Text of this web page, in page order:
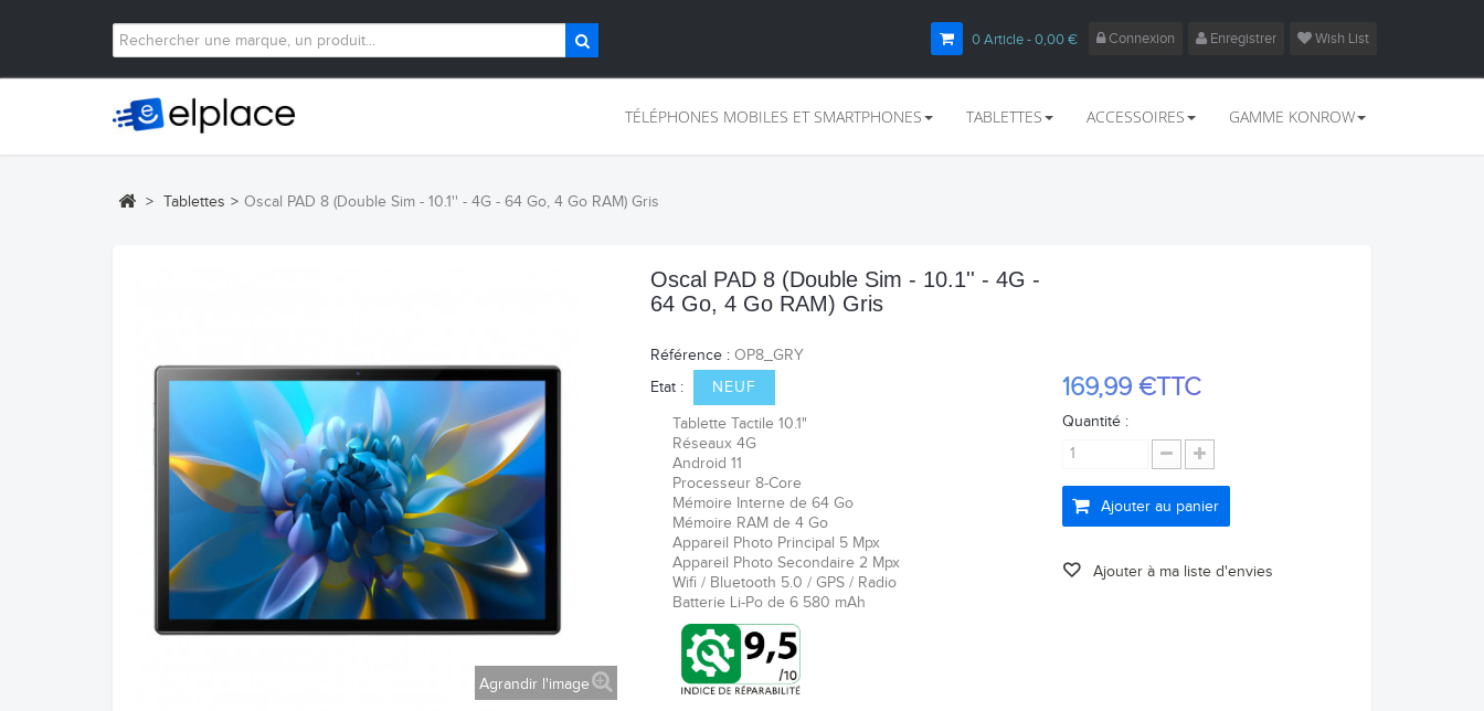
Connexion Enregistrer Wish List
0Article- 0,00 €
TÉLÉPHONES MOBILES ET SMARTPHONES TABLETTES ACCESSOIRES GAMME KONROW
> Tablettes > Oscal PAD 8 (Double Sim - 10.1'' - 4G - 64 Go, 4 Go RAM) Gris
Agrandir l'image
Oscal PAD 8 (Double Sim - 10.1'' - 4G -
64 Go, 4 Go RAM) Gris
Référence : OP8_GRY
Etat :
NEUF
Tablette Tactile 10.1"
Réseaux 4G
Android 11
Processeur 8-Core
Mémoire Interne de 64 Go
Mémoire RAM de 4 Go
Appareil Photo Principal 5 Mpx
Appareil Photo Secondaire 2 Mpx
Wifi / Bluetooth 5.0 / GPS / Radio
Batterie Li-Po de 6 580 mAh
169,99 €TTC
Quantité :
Ajouter au panier
Ajouter à ma liste d'envies